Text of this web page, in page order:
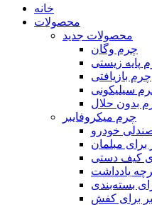
خانه
محصولات
محصولات جدید
چرم وگان
پایه زیستی
چرم بازیافتی
سیلیکونی
بدون حلال
چرم میکروفایبر
خودرو
برای مبلمان
کیف دستی
یادداشت
بسته‌بندی
برای کفش